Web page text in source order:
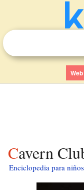
Web
Cavern
Enciclopedia para niños